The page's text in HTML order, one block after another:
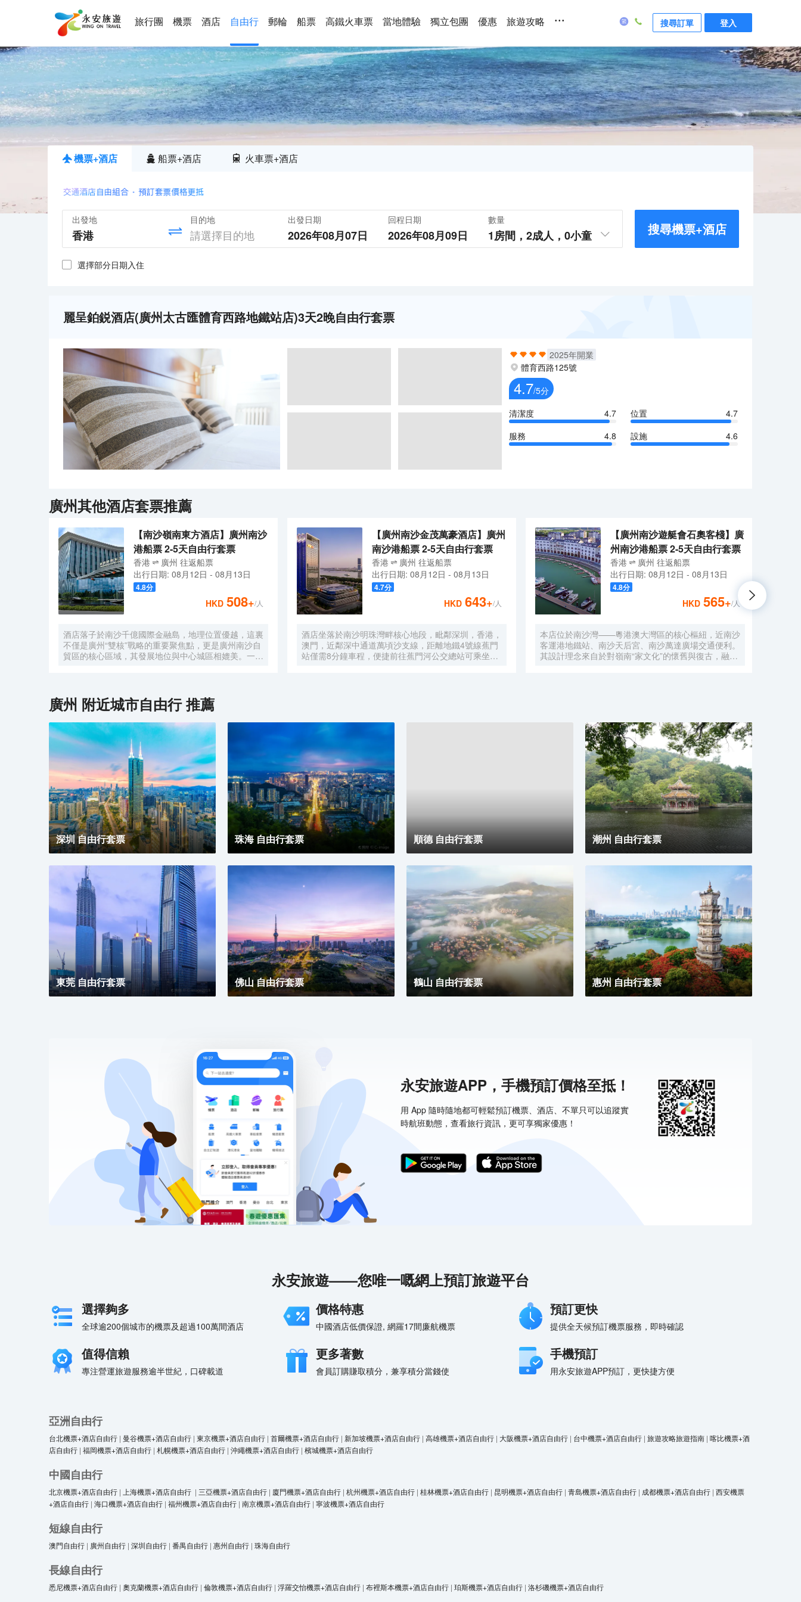
旅行團 機票 酒店 自由行 郵輪 船票 高鐵火車票 當地體驗 獨立包團 優惠 旅遊攻略 ... 搜尋訂單 登入
機票+酒店 船票+酒店 火車票+酒店
出發地 目的地 出發日期
2026年08月07日
回程日期
2026年08月09日
數量
1房間， 2成人， 0小童 搜尋機票+酒店
選擇部分日期入住
麗呈鉑鋭酒店(廣州太古匯體育西路地鐵站店)3天2晚自由行套票
2025年開業
體育西路125號
4.7/5分
清潔度
4.7 位置
4.7
服務
4.8 設施 4.6
廣州其他酒店套票推薦
【南沙嶺南東方酒店】廣州南沙
港船票 2-5天自由行套票
香港 廣州 往返船票
出行日期: 08月12日 - 08月13日
4.8分
HKD 508+/人
酒店落子於南沙千億國際金融島，地理位置優越，這裏
不僅是廣州“雙核”戰略的重要聚焦點，更是廣州南沙自
貿區的核心區域，其發展地位與中心城區相媲美。一小
含西式願景——Amazing（令人驚歎），
Astonishing（令人震撼），隱含着酒店將成為南沙乃
至全球矚目的中式美學新地標的美好期許。 酒店作為
南沙國際會展中心綜合體重要組成部分，以“木棉花
開，鴻翔海絲”之設計理念，以大灣區金融新地標之姿
態，締造南沙“立足灣區、協同港澳、面向世界”的實踐
範本。
【廣州南沙金茂萬豪酒店】廣州
南沙港船票 2-5天自由行套票
香港 廣州 往返船票
出行日期: 08月12日 - 08月13日
4.7分
HKD 643+/人
酒店坐落於南沙明珠灣畔核心地段，毗鄰深圳，香港，
澳門，近鄰深中通道萬頃沙支線，距離地鐵4號線蕉門
站僅需8分鐘車程，便捷前往蕉門河公交總站可乘坐機
代經典與優雅，滿足休閒賓客對在地文化的探索與體
驗。配備粵式風味的林苑中餐廳、中西結合的漁人碼頭
珍饈美饌。酒店擁有馬丁叔叔的農場，小朋友們可盡情
與小動物們互動亦或參與馬丁叔叔課堂，共度愉快的親
子時光。同時，酒店擁有1,600平方米的宴會及會議場
地以及寬敞的戶外草坪，可滿足不同的會議及宴會需
求，無論商務出行亦或休閒旅遊期待與您共赴南沙，遇
見另一種可能。
【廣州南沙遊艇會石奧客棧】廣
州南沙港船票 2-5天自由行套票
香港 廣州 往返船票
出行日期: 08月12日 - 08月13日
4.8分
HKD 565+/人
本店位於南沙灣——粵港澳大灣區的核心樞紐，近南沙
客運港地鐵站、南沙天后宮、南沙萬達廣場交通便利。
其設計理念來自於對嶺南“家文化”的懷舊與復古，融合
室，主要提供早餐、茶點、飲品、簡餐等服務；同時亦
與中國大陸獲得“五金錨”獎的南沙遊艇會提供宴會/婚
宴/會議、中西式餐飲、遊艇觀光/租賃、帆船租賃/體
驗、遊艇帆船駕證考取等不同種服務功能，打造出一種
特色的休閒度假空間。
廣州 附近城市自由行 推薦
深圳 自由行套票 珠海 自由行套票 順德 自由行套票 潮州 自由行套票
東莞 自由行套票 佛山 自由行套票 鶴山 自由行套票 惠州 自由行套票
永安旅遊APP，手機預訂價格至抵！
用 App 隨時隨地都可輕鬆預訂機票、酒店、不單只可以追蹤實
時航班動態，查看旅行資訊，更可享獨家優惠！
永安旅遊——您唯一嘅網上預訂旅遊平台
選擇夠多
全球逾200個城市的機票及超過100萬間酒店
價格特惠
中國酒店低價保證, 網羅17間廉航機票
預訂更快
提供全天候預訂機票服務，即時確認
值得信賴
專注營運旅遊服務逾半世紀，口碑載道
更多著數
會員訂購賺取積分，兼享積分當錢使
手機預訂
用永安旅遊APP預訂，更快捷方便
亞洲自由行
台北機票+酒店自由行 | 曼谷機票+酒店自由行 | 東京機票+酒店自由行 | 首爾機票+酒店自由行 | 新加坡機票+酒店自由行 | 高雄機票+酒店自由行 | 大阪機票+酒店自由行 | 台中機票+酒店自由行 | 旅遊攻略旅遊指南 | 喀比機票+酒
店自由行 | 福岡機票+酒店自由行 | 札幌機票+酒店自由行 | 沖繩機票+酒店自由行 | 檳城機票+酒店自由行
中國自由行
北京機票+酒店自由行 | 上海機票+酒店自由行 | 三亞機票+酒店自由行 | 廈門機票+酒店自由行 | 杭州機票+酒店自由行 | 桂林機票+酒店自由行 | 昆明機票+酒店自由行 | 青島機票+酒店自由行 | 成都機票+酒店自由行 | 西安機票
+酒店自由行 | 海口機票+酒店自由行 | 福州機票+酒店自由行 | 南京機票+酒店自由行 | 寧波機票+酒店自由行
短線自由行
澳門自由行 | 廣州自由行 | 深圳自由行 | 番禺自由行 | 惠州自由行 | 珠海自由行
長線自由行
悉尼機票+酒店自由行 | 奧克蘭機票+酒店自由行 | 倫敦機票+酒店自由行 | 浮羅交怡機票+酒店自由行 | 布裡斯本機票+酒店自由行 | 珀斯機票+酒店自由行 | 洛杉磯機票+酒店自由行